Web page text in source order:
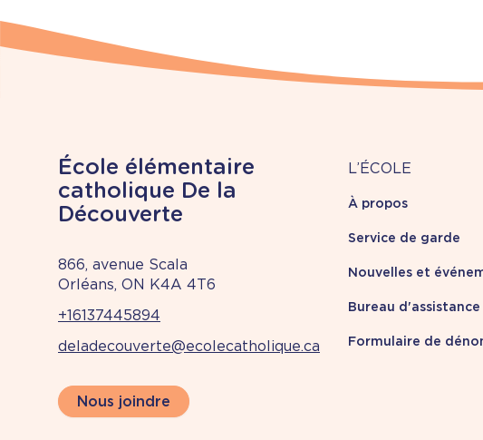
École élémentaire
catholique De la
Découverte
866, avenue Scala
Orléans, ON K4A 4T6
+16137445894
deladecouverte@ecolecatholique.ca
Nous joindre
À
propos
L’ÉCOLE
À propos
Service de garde
Nouvelles et
Bureau
Formulaire de